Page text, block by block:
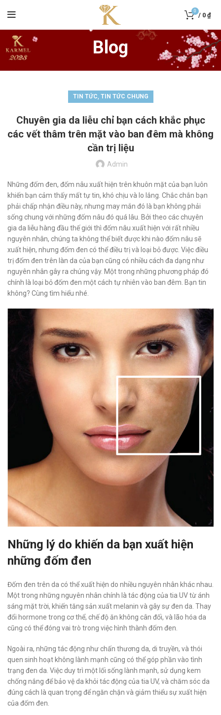
0
/ 0 ₫
Blog
TIN TỨC, TIN TỨC CHUNG
Chuyên gia da liễu chỉ bạn cách khắc phục
các vết thâm trên mặt vào ban đêm mà không
cần trị liệu
Admin
Những đốm đen, đốm nâu xuất hiện trên khuôn mặt của bạn luôn
khiến bạn cảm thấy mất tự tin, khó chịu và lo lắng. Chắc chắn bạn
phải chấp nhận điều này, nhưng may mắn đó là bạn không phải
sống chung với những đốm nâu đó quá lâu. Bởi theo các chuyên
gia da liễu hàng đầu thế giới thì đốm nâu xuất hiện với rất nhiều
nguyên nhân, chúng ta không thể biết được khi nào đốm nâu sẽ
xuất hiện, nhưng đốm đen có thể điều trị và loại bỏ được. Việc điều
trị đốm đen trên làn da của bạn cũng có nhiều cách đa dạng như
nguyên nhân gây ra chúng vậy. Một trong những phương pháp đó
chính là loại bỏ đốm đen một cách tự nhiên vào ban đêm. Bạn tin
không? Cùng tìm hiểu nhé.
Những lý do khiến da bạn xuất hiện
những đốm đen
Đốm đen trên da có thể xuất hiện do nhiều nguyên nhân khác nhau.
Một trong những nguyên nhân chính là tác động của tia UV từ ánh
sáng mặt trời, khiến tăng sản xuất melanin và gây sự đen da. Thay
đổi hormone trong cơ thể, chế độ ăn không cân đối, và lão hóa da
cũng có thể đóng vai trò trong việc hình thành đốm đen.
Ngoài ra, những tác động như chấn thương da, di truyền, và thói
quen sinh hoạt không lành mạnh cũng có thể góp phần vào tình
trạng đen da. Việc duy trì một lối sống lành mạnh, sử dụng kem
chống nắng để bảo vệ da khỏi tác động của tia UV, và chăm sóc da
đúng cách là quan trọng để ngăn chặn và giảm thiểu sự xuất hiện
của đốm đen.